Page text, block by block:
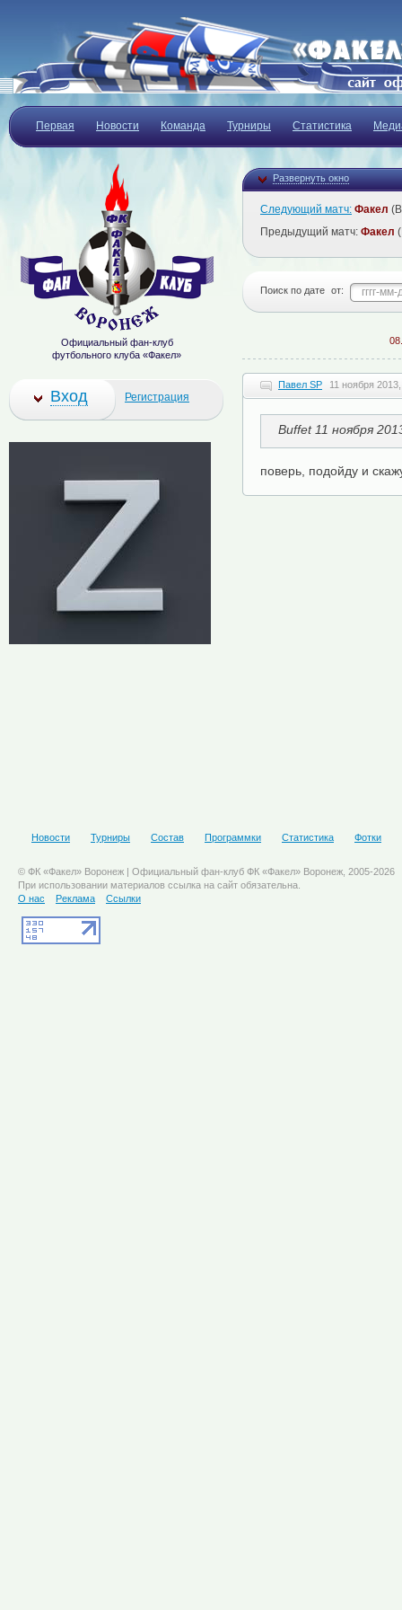
Первая Новости Команда Турниры Статистика
Развернуть окно
Следующий матч: Факел
Предыдущий матч: Факел
Поиск по дате от:
Павел SP 11 ноября
Buffet 11 ноября
поверь, подойду и
Официальный фан-клуб
футбольного клуба «Факел»
Вход Регистрация
Новости Турниры Состав Программки Статистика Фотки
© ФК «Факел» Воронеж | Официальный фан-клуб ФК «Факел» Воронеж, 2005-2026
При использовании материалов ссылка на сайт обязательна.
О нас
Реклама Ссылки